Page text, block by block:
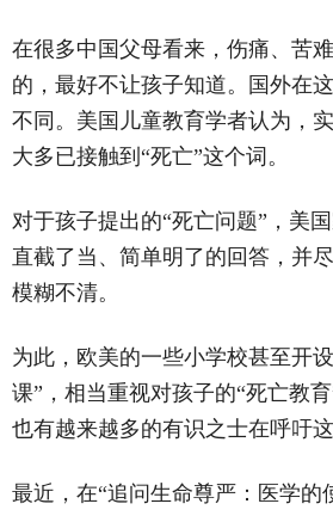
在很多中国父母看来，伤痛、苦
的，最好不让孩子知道。国外在
不同。美国儿童教育学者认为，
大多已接触到“死亡”这个词。
对于孩子提出的“死亡问题”，美
直截了当、简单明了的回答，并
模糊不清。
为此，欧美的一些小学校甚至开
课”，相当重视对孩子的“死亡教
也有越来越多的有识之士在呼吁这
最近，在“追问生命尊严：医学的